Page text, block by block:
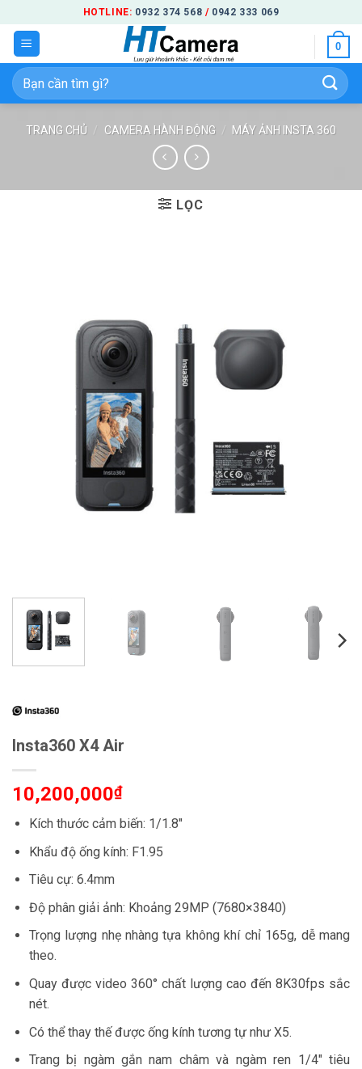
qua
nội
dung
HOTLINE: 0932 374 568 / 0942 333 069
0
Tìm
kiếm:
TRANG CHỦ / CAMERA HÀNH ĐỘNG / MÁY ẢNH INSTA 360
LỌC
Insta360 X4 Air
10,200,000₫
Kích thước cảm biến: 1/1.8″
Khẩu độ ống kính: F1.95
Tiêu cự: 6.4mm
Độ phân giải ảnh: Khoảng 29MP (7680×3840)
Trọng lượng nhẹ nhàng tựa không khí chỉ 165g, dễ mang
theo.
Quay được video 360° chất lượng cao đến 8K30fps sắc
nét.
Có thể thay thế được ống kính tương tự như X5.
Trang bị ngàm gắn nam châm và ngàm ren 1/4″ tiêu